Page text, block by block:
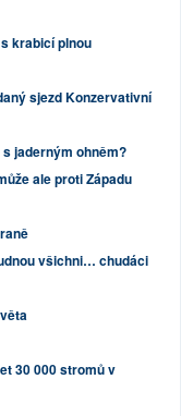
krabicí plnou
sjezd Konzervativní
jaderným ohněm?
ale proti Západu
všichni… chudáci
30 000 stromů v